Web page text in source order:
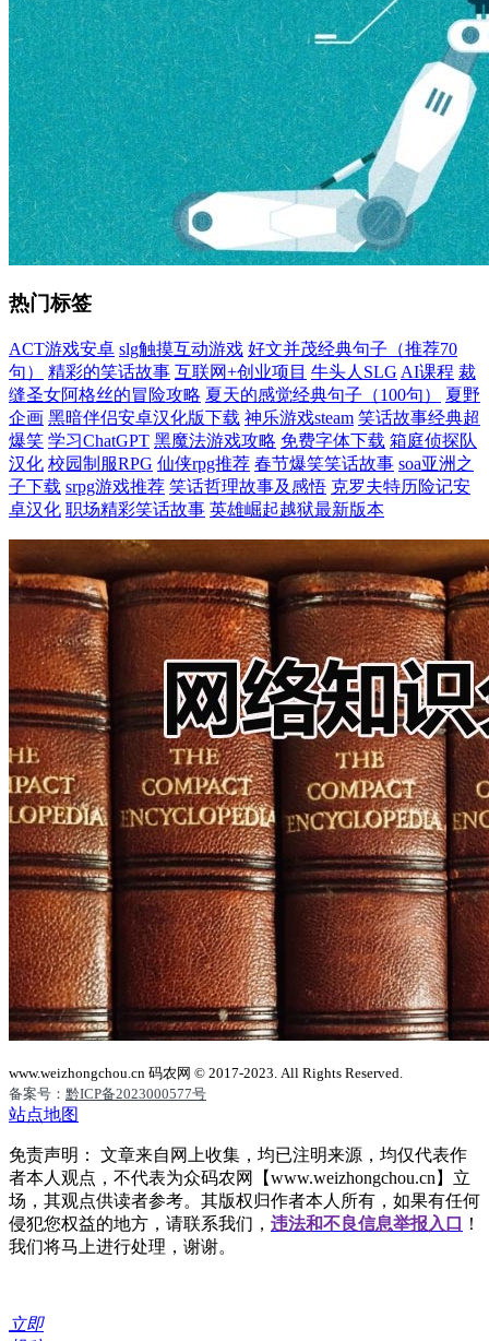
热门标签
ACT游戏安卓 slg触摸互动游戏 好文并茂经典句子（推荐70
句）
精彩的笑话故事 互联网+创业项目 牛头人SLG AI课程 裁
缝圣女阿格丝的冒险攻略 夏天的感觉经典句子（100句）
夏野
企画 黑暗伴侣安卓汉化版下载 神乐游戏steam 笑话故事经典超
爆笑 学习ChatGPT 黑魔法游戏攻略 免费字体下载 箱庭侦探队
汉化 校园制服RPG 仙侠rpg推荐 春节爆笑笑话故事 soa亚洲之
子下载 srpg游戏推荐 笑话哲理故事及感悟 克罗夫特历险记安
卓汉化 职场精彩笑话故事 英雄崛起越狱最新版本
www.weizhongchou.cn 码农网 © 2017-2023. All Rights Reserved.
备案号： 黔ICP备2023000577号
站点地图
免责声明： 文章来自网上收集，均已注明来源，均仅代表作
者本人观点，不代表为众码农网【www.weizhongchou.cn】立
场，其观点供读者参考。其版权归作者本人所有，如果有任何
侵犯您权益的地方，请联系我们， 违法和不良信息举报入口
！
我们将马上进行处理，谢谢。
立即